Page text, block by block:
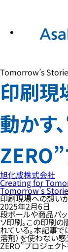
Tomorrow’s
印刷現
動かす
旭化成株式会社
Creating for
Tomorrow’s
印刷現場への想い
2025年2月6日
段ボールや商品パ
ソ印刷。この印刷の
れている。本記事で
溶剤）を使わない
ZERO”プロジェクト